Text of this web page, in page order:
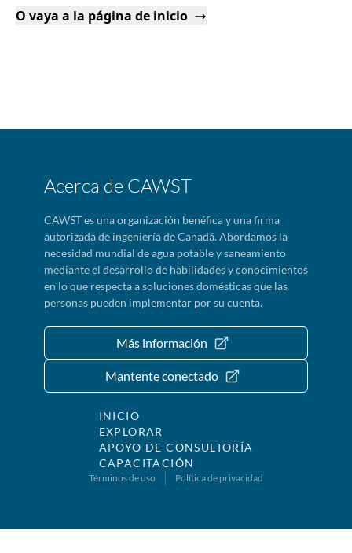
O vaya a la página de inicio
Acerca de CAWST
CAWST es una organización benéfica y una firma
autorizada de ingeniería de Canadá. Abordamos la
necesidad mundial de agua potable y saneamiento
mediante el desarrollo de habilidades y conocimientos
en lo que respecta a soluciones domésticas que las
personas pueden implementar por su cuenta.
Más información
Mantente conectado
INICIO
EXPLORAR
APOYO DE CONSULTORÍA
CAPACITACIÓN
Términos de uso Política de privacidad